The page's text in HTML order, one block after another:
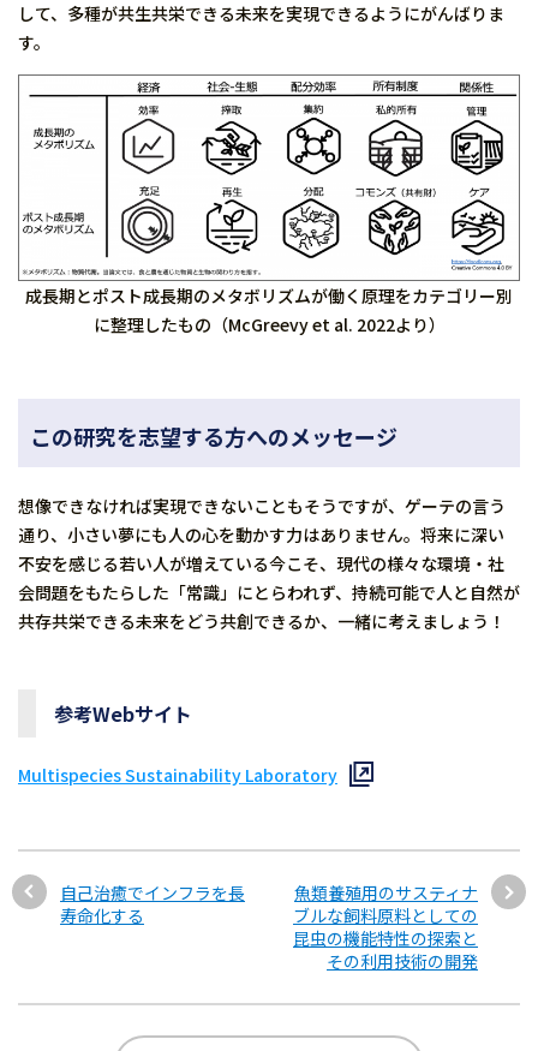
して、多種が共生共栄できる未来を実現できるようにがんばりま
す。
成長期とポスト成長期のメタボリズムが働く原理をカテゴリー別
に整理したもの（McGreevy et al. 2022より）
この研究を志望する方へのメッセージ
想像できなければ実現できないこともそうですが、ゲーテの言う
通り、小さい夢にも人の心を動かす力はありません。将来に深い
不安を感じる若い人が増えている今こそ、現代の様々な環境・社
会問題をもたらした「常識」にとらわれず、持続可能で人と自然が
共存共栄できる未来をどう共創できるか、一緒に考えましょう！
参考Webサイト
Multispecies Sustainability Laboratory
自己治癒でインフラを長
寿命化する
魚類養殖用のサスティナ
ブルな飼料原料としての
昆虫の機能特性の探索と
その利用技術の開発